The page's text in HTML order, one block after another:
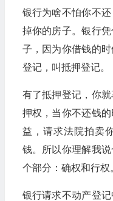
银行为啥不怕你不
掉你的房子。银行
子，因为你借钱的
登记，叫抵押登记。
有了抵押登记，你
押权，当你不还钱
益，请求法院拍卖
钱。所以你理解我
个部分：确权和行权
银行请求不动产登